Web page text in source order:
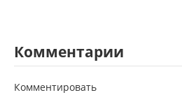
Комментарии
Комментировать